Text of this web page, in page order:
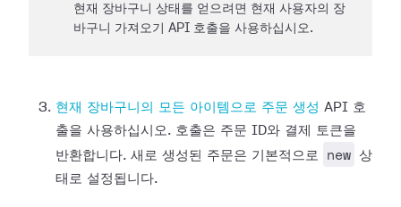
현재 장바구니 상태를 얻으려면 현재 사용자의 장
바구니 가져오기 API 호출을 사용하십시오.
현재 장바구니의 모든 아이템으로 주문 생성 API 호
출을 사용하십시오. 호출은 주문 ID와 결제 토큰을
반환합니다. 새로 생성된 주문은 기본적으로
new 상
태로 설정됩니다.